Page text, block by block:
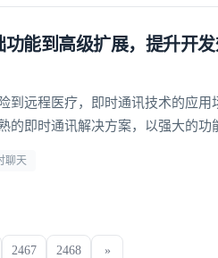
能到高级扩展，提升开
到远程医疗，即时通讯技术的应用
的即时通讯解决方案，以强大的功
聊天
2467 2468 »